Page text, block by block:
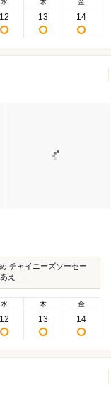
水
12
木
13
金
14
チャイニーズソーセー
え...
水
12
木
13
金
14